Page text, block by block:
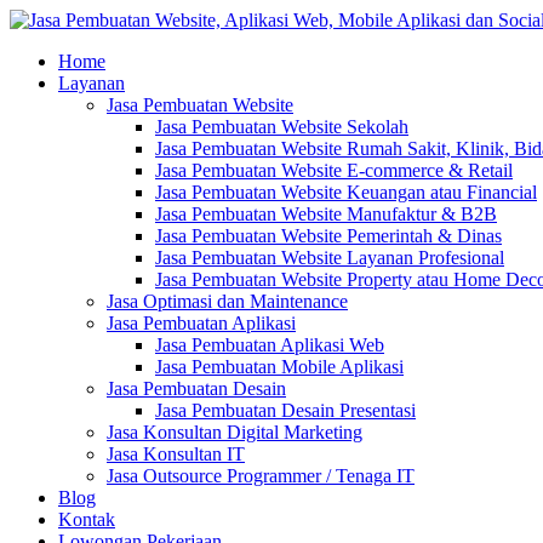
Home
Layanan
Jasa Pembuatan Website
Jasa Pembuatan Website Sekolah
Jasa Pembuatan Website Rumah Sakit, Klinik,
Jasa Pembuatan Website E-commerce & Retail
Jasa Pembuatan Website Keuangan atau Financial
Jasa Pembuatan Website Manufaktur & B2B
Jasa Pembuatan Website Pemerintah & Dinas
Jasa Pembuatan Website Layanan Profesional
Jasa Pembuatan Website Property atau Home
Jasa Optimasi dan Maintenance
Jasa Pembuatan Aplikasi
Jasa Pembuatan Aplikasi Web
Jasa Pembuatan Mobile Aplikasi
Jasa Pembuatan Desain
Jasa Pembuatan Desain Presentasi
Jasa Konsultan Digital Marketing
Jasa Konsultan IT
Jasa Outsource Programmer / Tenaga IT
Blog
Kontak